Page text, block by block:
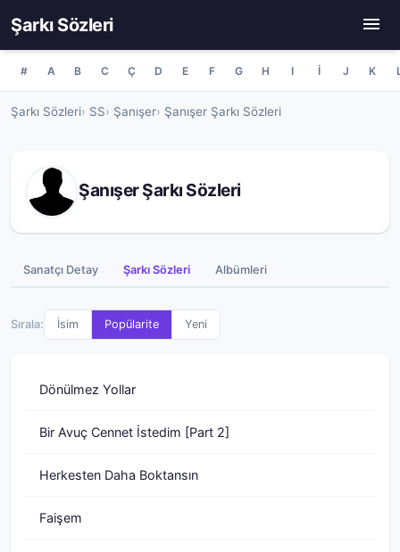
Şarkı Sözleri
# A B C Ç D E F G H I İ J K
Şarkı Sözleri SS Şanışer Şanışer Şarkı Sözleri
Şanışer Şarkı Sözleri
Sanatçı Detay Şarkı Sözleri Albümleri
Sırala: İsim Popülarite Yeni
Dönülmez Yollar
Bir Avuç Cennet İstedim [Part 2]
Herkesten Daha Boktansın
Faişem